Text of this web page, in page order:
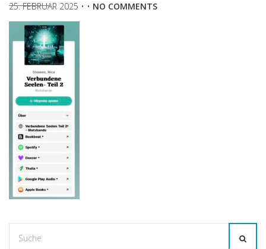
25. FEBRUAR 2025 • • NO COMMENTS
for: